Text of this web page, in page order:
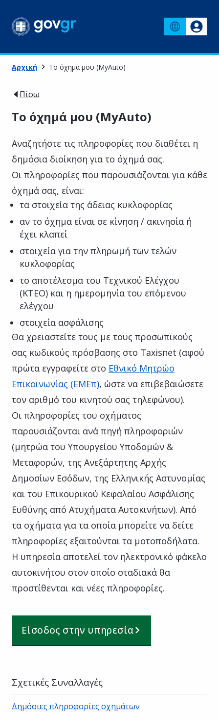
Αρχική Το όχημά μου (MyAuto)
Πίσω
Το όχημά μου (MyAuto)
Αναζητήστε τις πληροφορίες που διαθέτει η
δημόσια διοίκηση για το όχημά σας.
Οι πληροφορίες που παρουσιάζονται για κάθε
όχημά σας, είναι:
τα στοιχεία της άδειας κυκλοφορίας
αν το όχημα είναι σε κίνηση / ακινησία ή
έχει κλαπεί
στοιχεία για την πληρωμή των τελών
κυκλοφορίας
το αποτέλεσμα του Τεχνικού Ελέγχου
(ΚΤΕΟ) και η ημερομηνία του επόμενου
ελέγχου
στοιχεία ασφάλισης
Θα χρειαστείτε τους με τους προσωπικούς
σας κωδικούς πρόσβασης στο Taxisnet (αφού
πρώτα εγγραφείτε στο Εθνικό Μητρώο
Επικοινωνίας (ΕΜΕπ), ώστε να επιβεβαιώσετε
τον αριθμό του κινητού σας τηλεφώνου).
Οι πληροφορίες του οχήματος
παρουσιάζονται ανά πηγή πληροφοριών
(μητρώα του Υπουργείου Υποδομών &
Μεταφορών, της Ανεξάρτητης Αρχής
Δημοσίων Εσόδων, της Ελληνικής Αστυνομίας
και του Επικουρικού Κεφαλαίου Ασφάλισης
Ευθύνης από Ατυχήματα Αυτοκινήτων). Από
τα οχήματα για τα οποία μπορείτε να δείτε
πληροφορίες εξαιτούνται τα μοτοποδήλατα.
Η υπηρεσία αποτελεί τον ηλεκτρονικό φάκελο
αυτοκινήτου στον οποίο σταδιακά θα
προστίθενται και νέες πληροφορίες.
Είσοδος στην υπηρεσία
Σχετικές Συναλλαγές
Δημόσιες πληροφορίες οχημάτων